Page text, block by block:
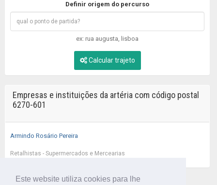
Este website utiliza cookies para lhe
Definir origem do percurso
ex: rua augusta, lisboa
Calcular trajeto
Empresas e instituições da artéria com código postal
6270-601
Armindo Rosário Pereira
Retalhistas - Supermercados e Mercearias